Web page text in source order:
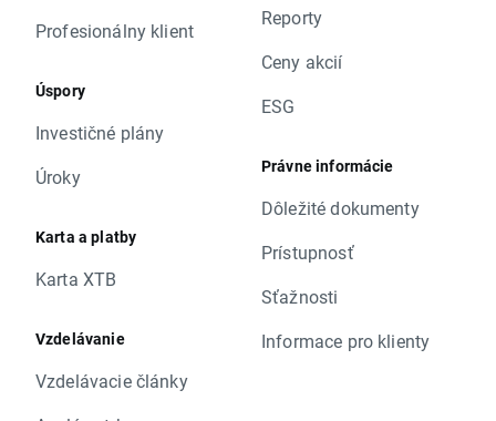
Profesionálny klient
Úspory
Investičné plány
Úroky
Karta a platby
Karta XTB
Vzdelávanie
Vzdelávacie články
Reporty
Ceny akcií
ESG
Právne informácie
Dôležité dokumenty
Prístupnosť
Sťažnosti
Informace pro klienty